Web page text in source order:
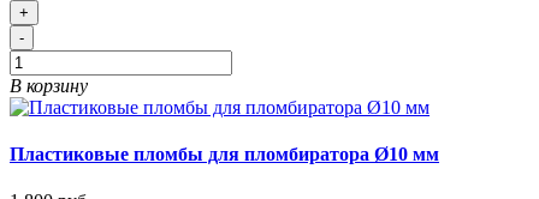
+
-
В корзину
Пластиковые пломбы для пломбиратора Ø10 мм